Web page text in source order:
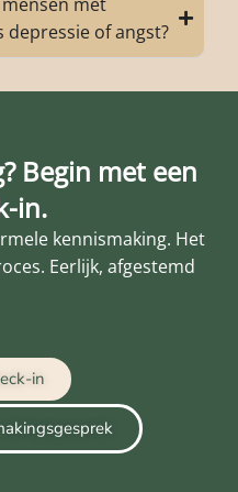
depressie of angst?
Begin met een
in.
kennismaking. Het
Eerlijk, afgestemd
in